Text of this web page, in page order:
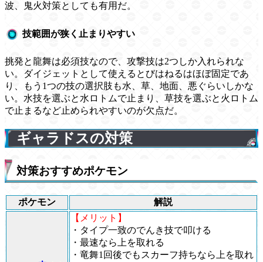
波、鬼火対策としても有用だ。
技範囲が狭く止まりやすい
挑発と龍舞は必須技なので、攻撃技は2つしか入れられな
い。ダイジェットとして使えるとびはねるはほぼ固定であ
り、もう1つの技の選択肢も水、草、地面、悪ぐらいしかな
い。水技を選ぶと水ロトムで止まり、草技を選ぶと火ロトム
で止まるなど止められやすいのが欠点だ。
ギャラドスの対策
対策おすすめポケモン
ポケモン 解説
【メリット】
・タイプ一致のでんき技で叩ける
・最速なら上を取れる
・竜舞1回後でもスカーフ持ちなら上を取れ